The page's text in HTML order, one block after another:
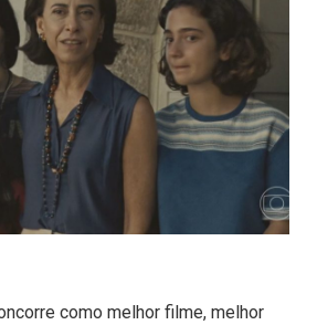
como melhor filme, melhor